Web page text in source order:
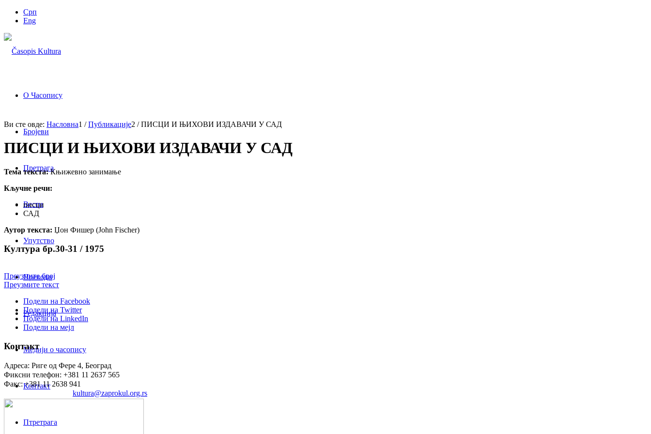
Срп
Eng
О Часопису
Бројеви
Претрага
Вести
Упутство
Преводи
Редакција
Медији о часопису
Контакт
Птретрага
Ви сте овде: Насловна1 / Публикације2 / ПИСЦИ И ЊИХОВИ ИЗДАВАЧИ У САД
ПИСЦИ И ЊИХОВИ ИЗДАВАЧИ У САД
Тема текста:Књижевно занимање
Кључне речи:
писци
САД
Аутор текста: Џон Фишер (John Fischer)
Култура бр.30-31 / 1975
Преузмите број
Преузмите текст
Подели на Facebook
Подели на Twitter
Подели на LinkedIn
Подели на мејл
Контакт
Адреса: Риге од Фере 4, Београд
Фиксни телефон: +381 11 2637 565
Факс: +381 11 2638 941
kultura@zaprokul.org.rs